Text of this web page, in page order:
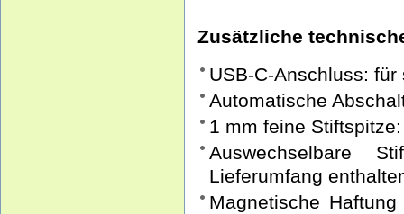
Zusätzliche
USB-C-Anschluss:
Automatische
1 mm feine
Auswechselbare
Lieferumfang
Magnetische